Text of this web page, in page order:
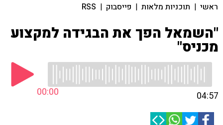
ראשי | תוכניות מלאות | פייסבוק |
RSS
"השמאל הפך את הבגידה למקצוע
מכניס"
00:00 04:57